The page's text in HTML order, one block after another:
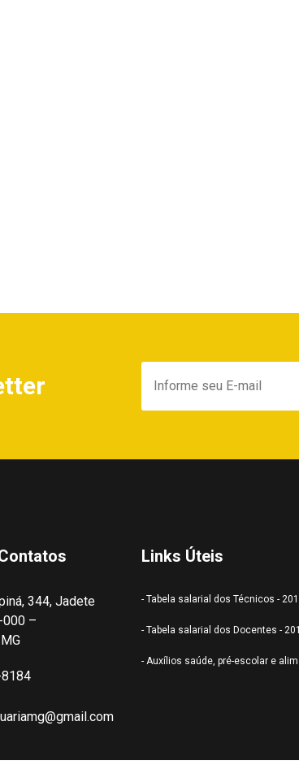
344, Jadete
000 –
Links Úteis
- Tabela salarial dos Técnicos -
- Tabela salarial dos Docentes -
- Auxílios saúde, pré-escolar e